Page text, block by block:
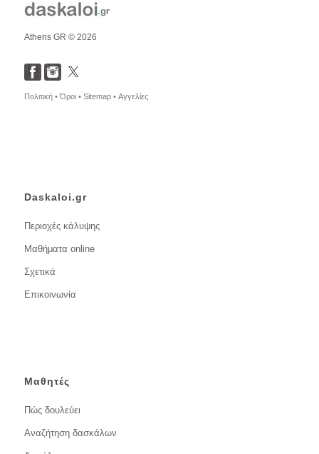
Athens GR © 2026
Πολιτική •Όροι • Sitemap • Αγγελίες
Daskaloi.gr
Περιοχές κάλυψης
Μαθήματα online
Σχετικά
Επικοινωνία
Μαθητές
Πώς δουλεύει
Αναζήτηση δασκάλων